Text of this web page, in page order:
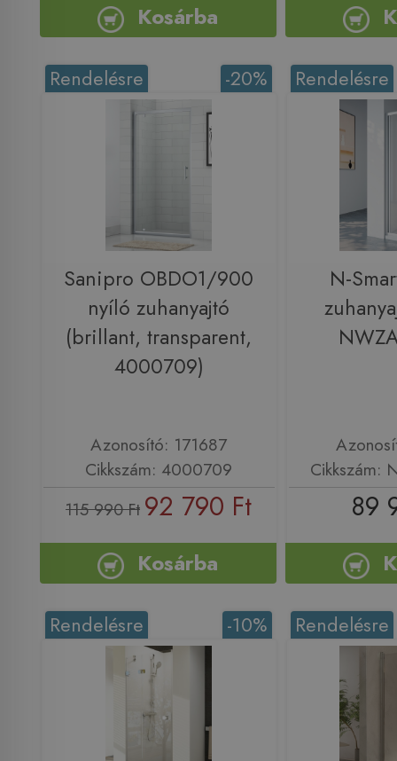
Kosárba
-20%
Rendelésre
Sanipro OBDO1/900
nyíló zuhanyajtó
(brillant, transparent,
4000709)
Azonosító: 171687
Cikkszám: 4000709
115 990 Ft 92 790 Ft
Kosárba
Rendelésre
N-
Cikkszám:
89
-10%
Rendelésre Rendelésre